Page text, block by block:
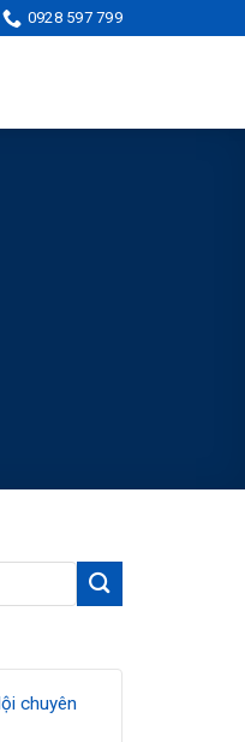
0928 597 799
chuyên